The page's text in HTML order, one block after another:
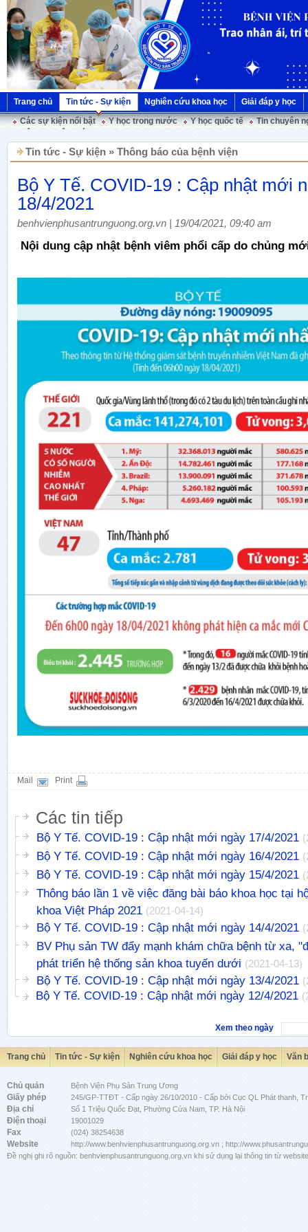
Trang chủ Tin tức - Sự kiện Nghiên cứu khoa học
Giải đáp y học
Các sự kiện nổi bật
Y học trong nước Y học quốc tế
Tin chuyên
Tin tức - Sự kiện » Thông báo của bệnh viện
Bộ Y Tế. COVID-19 : Cập nhật mới
18/4/2021
benhvienphusantrunguong.org.vn | 19/04/2021, 09:40 am
Nội dung cập nhật bệnh viêm phổi cấp do chủng
Mail Print
Các tin tiếp
Bộ Y Tế. COVID-19 : Cập nhật mới ngày 17/4/2021
Bộ Y Tế. COVID-19 : Cập nhật mới ngày 16/4/2021
Bộ Y Tế. COVID-19 : Cập nhật mới ngày 15/4/2021
Thông báo lần 1 về việc đăng bài báo khoa học tại
khoa Việt Pháp 2021 (2021-04-14)
Bộ Y Tế. COVID-19 : Cập nhật mới ngày 14/4/2021
BV Phụ sản TW đẩy mạnh khám chữa bệnh từ xa,
phát triển hệ thống sản khoa tuyến dưới (2021-04-13)
Bộ Y Tế. COVID-19 : Cập nhật mới ngày 13/4/2021
Bộ Y Tế. COVID-19 : Cập nhật mới ngày 12/4/2021
Xem theo ngày
Trang chủ Tin tức - Sự kiện Nghiên cứu khoa học Giải đáp y học Văn
Chủ quản Bệnh Viện Phụ Sản Trung Ương
Giấy phép 245/GP-TTĐT - Cấp ngày 26/10/2010 - Cấp bởi Cục QL Phát thanh,
Địa chỉ Số 1 Triệu Quốc Đạt, Phường Cửa Nam, TP. Hà Nội
Điện thoại 19001029
Fax (024) 38254638
Website
http://www.benhvienphusantrunguong.org.vn ; http://
Đề nghị ghi rõ nguồn: benhvienphusantrunguong.org.vn khi sử dụng lại thông tin từ